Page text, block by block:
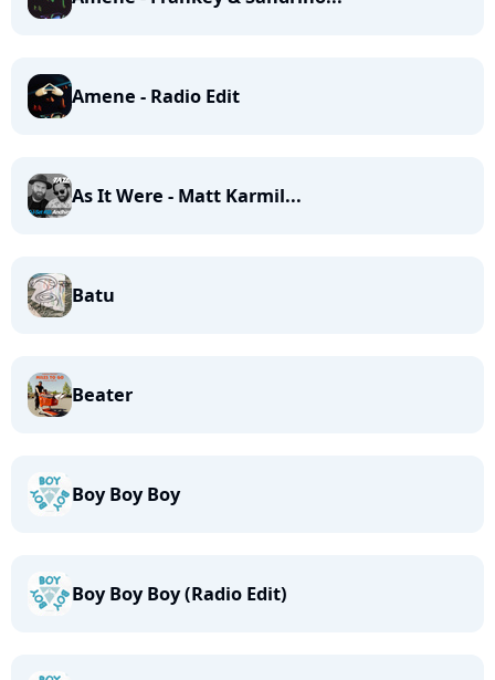
Amene - Radio Edit
As It Were - Matt Karmil...
Batu
Beater
Boy Boy Boy
Boy Boy Boy (Radio Edit)